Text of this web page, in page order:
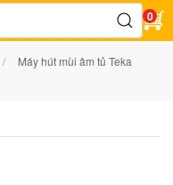
0
Máy hút mùi âm tủ Teka